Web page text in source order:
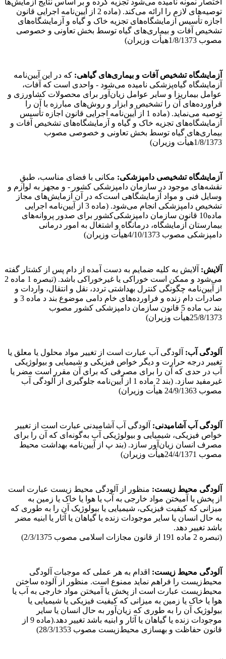
توصیه‌های لازم را ارائه می‌کند. (ماده 2 از آیین‌نامه اجرایی‌ قانون
اجازه تأسیس آزمایشگاه‌های تجزیه خاک و گیاه و آزمایشگاه‌های
تشخیص آفات و بیماری‌های گیاه توسط بخش تعاونی و خصوصی
مصوب 1/8/1373هیأت وزیران)
آزمایشگاه‌ تشخیص‌ آفات‌ و‌ بیماری‌های‌ گیاهی: که در این آیین‌نامه
آزمایشگاه گیاه‌پزشکی نامیده می‌شود - واحدی است که آفات،
عوامل بیماریزا و سایر عوامل زیان‌آور برای محصولات کشاورزی و
فراورده‌های آن را تشخیص و ابزار و روش‌های مبارزه با آن را
توصیه می‌نماید. (ماده 1 از آیین‌نامه اجرایی قانون اجازه تأسیس
آزمایشگاه‌های تجزیه خاک و گیاه و آزمایشگاه‌های تشخیص‌ آفات و
بیماری‌های گیاه توسط بخش تعاونی و خصوصی مصوب
1/8/1373هیأت وزیران)
آزمایشگاه تشخیصی دامپزشکی: مکانی با فضای مناسب، طبقِ
نقشه‌های موجود در سازمان دامپزشکی کشور - و مجهز به لوازم و
وسایل فنی و مواد آزمایشگاهی است‌که در آن آزمایش‌های مجاز
تشخیص دامپزشکی انجام می‌شود. (ماده 3 از آیین‌نامه اجرایی
ماده10‌ قانون سازمان دامپزشکی‌کشور‌ برای صدور ‌پروانه‌های
بیمارستان آزمایشگاه، درمانگاه و‌ اشتغال ‌به امور‌ ‌درمانی‌
دامپزشکی‌ مصوب 4/10/1373هیأت وزیران)
آلایش: آلایش به کلیه ضمایم به دست آمده از دام پس از کشتار گفته
می‌شود و ممکن است خوراکی یا غیرخوراکی باشد. (تبصره 1 ماده 2
از آیین‌نامه چگونگی کنترل بهداشتی تردد، نقل و انتقال، واردات و
صادرات دام زنده و فراورده‌های خام دامی موضوع بند د ماده 3 و
بند ب ماده 5 قانون سازمان دامپزشکی کشور مصوب
25/8/1373هیأت وزیران)
آلودگی آب: آلودگی آب عبارت است از تغییر مواد محلول یا معلق یا
تغییر درجه حرارت و دیگر خواص فیزیکی و شیمیایی و بیولوژیکی
آب در حدی که آن را برای مصرفی که برای آن مقرر است مضر یا
غیرمفید سازد. (بند 2 ماده 1 از آیین‌نامه جلوگیری از آلودگی آب
مصوب 24/9/1363 هیأت وزیران)
آلودگی ‌آب‌ آشامیدنی: آلودگی آب آشامیدنی عبارت است از تغییر
خواص فیزیکی، شیمیایی و بیولوژیکی آب به‌گونه‌ای که آن را برای
مصرف انسان زیان‌آور سازد. (بند پ از آیین‌نامه بهداشت محیط
مصوب 24/4/1371هیأت وزیران)
آلودگی محیط ‌زیست: منظور از آلودگی محیط ‌زیست عبارت است
از پخش یا آمیختن مواد خارجی به آب یا هوا یا خاک یا زمین به
میزانی که کیفیت فیزیکی، شیمیایی یا بیولوژیک آن را به طوری که
به حال انسان یا سایر موجودات زنده یا گیاهان یا آثار یا ابنیه مضر
باشد تغییر دهد.
(تبصره 2 ماده 191 از قانون مجازات اسلامی مصوب 2/3/1375)
آلودگی محیط ‌زیست: اقدام به هر عملی که موجبات آلودگی
محیط‌زیست را فراهم نماید ممنوع است. منظور از آلوده ساختن
محیط‌زیست عبارت است از پخش یا آمیختن مواد خارجی به آب یا
هوا یا خاک یا زمین به میزانی که کیفیت فیزیکی یا شیمیایی یا
بیولوژیک آن را به طوری که زیان‌آور به حال انسان یا سایر
موجودات زنده یا گیاهان یا آثار و ابنیه باشد تغییر دهد.(ماده 9 از
قانون حفاظت و بهسازی محیط‌زیست مصوب 28/3/1353)